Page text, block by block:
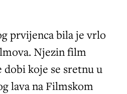
prvijenca bila je vrlo
Njezin film
koje se sretnu u
lava na Filmskom